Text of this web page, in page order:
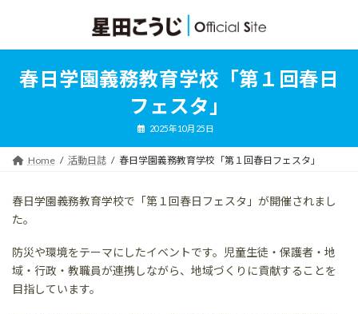
ン
ー
春日学園義務教育学校「第１回春日
フェスタ」
2025年10月25日
Home 活動日誌 春日学園義務教育学校「第１回春日フェスタ」
春日学園義務教育学校で「第１回春日フェスタ」が開催されまし
た。
防災や環境をテーマにしたイベントです。児童生徒・保護者・地
域・行政・教職員が連携しながら、地域づくりに貢献することを
目指しています。